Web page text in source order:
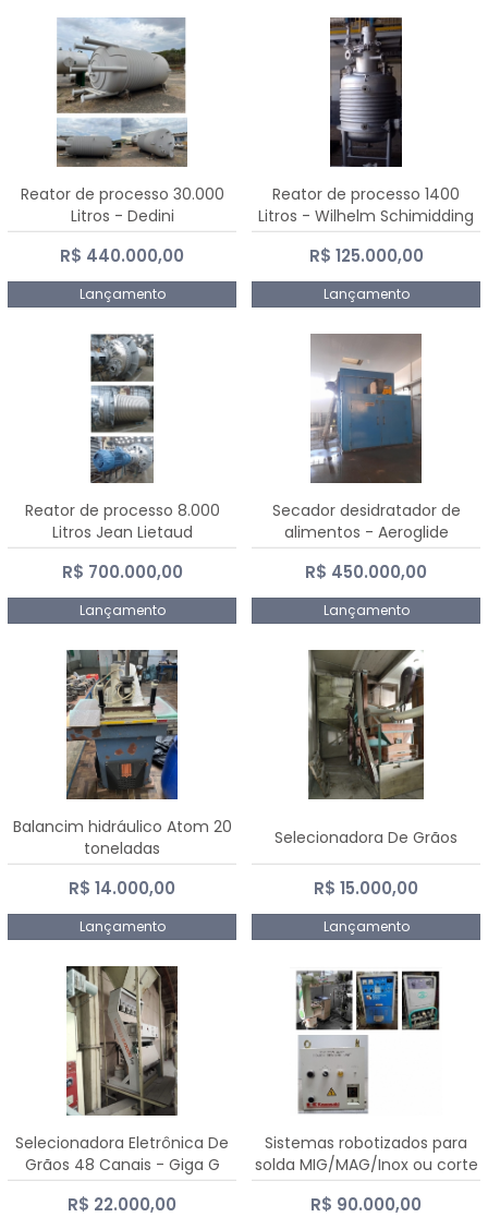
Reator de processo 30.000
Litros - Dedini
R$ 440.000,00
Lançamento
Reator de processo 1400
Litros - Wilhelm Schimidding
R$ 125.000,00
Lançamento
Reator de processo 8.000
Litros Jean Lietaud
R$ 700.000,00
Lançamento
Secador desidratador de
alimentos - Aeroglide
R$ 450.000,00
Lançamento
Balancim hidráulico Atom 20
toneladas
R$ 14.000,00
Lançamento
Selecionadora De Grãos
R$ 15.000,00
Lançamento
Selecionadora Eletrônica De
Grãos 48 Canais - Giga G
10000
R$ 22.000,00
Sistemas robotizados para
solda MIG/MAG/Inox ou corte
plasma
R$ 90.000,00